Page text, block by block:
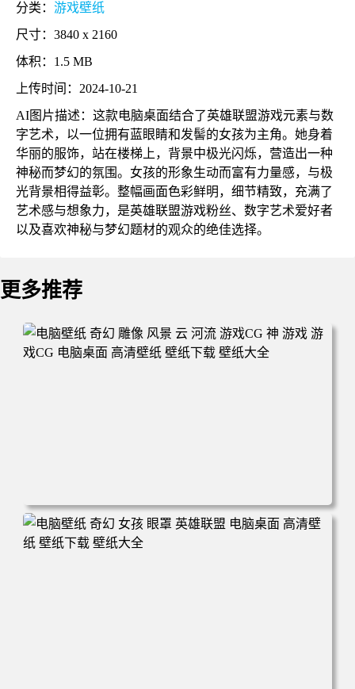
分类： 游戏壁纸
尺寸：3840 x 2160
体积：1.5 MB
上传时间：2024-10-21
AI图片描述：这款电脑桌面结合了英雄联盟游戏元素与数
字艺术，以一位拥有蓝眼睛和发髻的女孩为主角。她身着
华丽的服饰，站在楼梯上，背景中极光闪烁，营造出一种
神秘而梦幻的氛围。女孩的形象生动而富有力量感，与极
光背景相得益彰。整幅画面色彩鲜明，细节精致，充满了
艺术感与想象力，是英雄联盟游戏粉丝、数字艺术爱好者
以及喜欢神秘与梦幻题材的观众的绝佳选择。
更多推荐
电脑壁纸 奇幻 雕像 风景 云 河流 游戏CG 神 游戏 游戏CG
电脑桌面 高清壁纸 壁纸下载 壁纸大全